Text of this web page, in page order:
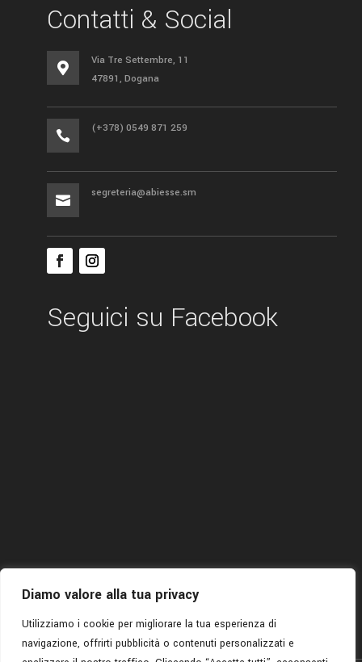
Diamo valore alla tua privacy
Utilizziamo i cookie per migliorare la tua esperienza di
navigazione, offrirti pubblicità o contenuti personalizzati e
Contatti & Social

Via Tre Settembre, 11
47891, Dogana

(+378) 0549 871 259

segreteria@abiesse.sm
Seguici su Facebook